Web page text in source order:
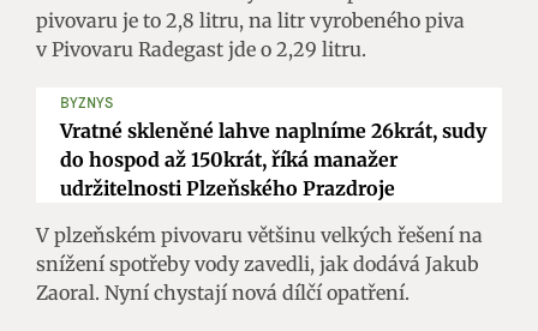
pivovaru je to 2,8 litru, na litr vyrobeného piva
v Pivovaru Radegast jde o 2,29 litru.
BYZNYS
Vratné skleněné lahve naplníme 26krát, sudy
do hospod až 150krát, říká manažer
udržitelnosti Plzeňského Prazdroje
V plzeňském pivovaru většinu velkých řešení na
snížení spotřeby vody zavedli, jak dodává Jakub
Zaoral. Nyní chystají nová dílčí opatření.